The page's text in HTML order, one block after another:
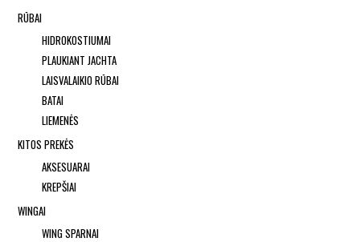
RŪBAI
HIDROKOSTIUMAI
PLAUKIANT JACHTA
LAISVALAIKIO RŪBAI
BATAI
LIEMENĖS
KITOS PREKĖS
AKSESUARAI
KREPŠIAI
WINGAI
WING SPARNAI